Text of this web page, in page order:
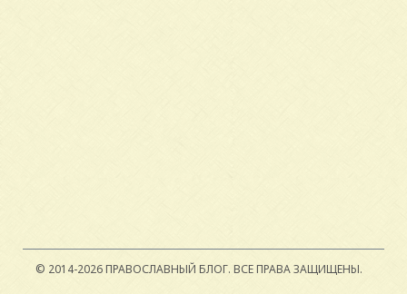
© 2014-2026 ПРАВОСЛАВНЫЙ БЛОГ. ВСЕ ПРАВА ЗАЩИЩЕНЫ.